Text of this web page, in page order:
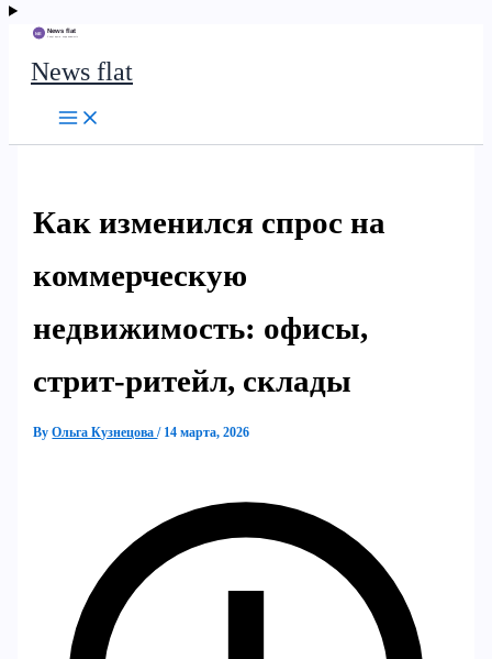
News flat
Как изменился спрос на
коммерческую
недвижимость: офисы,
стрит-ритейл, склады
ByОльга Кузнецова/ 14 марта, 2026